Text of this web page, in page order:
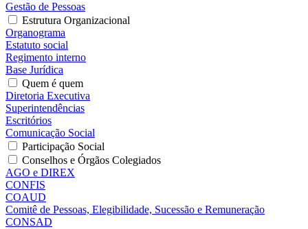
Gestão de Pessoas
Estrutura Organizacional
Organograma
Estatuto social
Regimento interno
Base Jurídica
Quem é quem
Diretoria Executiva
Superintendências
Escritórios
Comunicação Social
Participação Social
Conselhos e Órgãos Colegiados
AGO e DIREX
CONFIS
COAUD
Comitê de Pessoas, Elegibilidade, Sucessão e Remuneração
CONSAD